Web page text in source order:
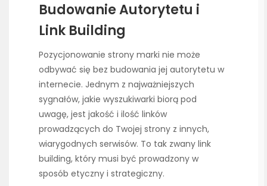
Budowanie Autorytetu i
Link Building
Pozycjonowanie strony marki nie może
odbywać się bez budowania jej autorytetu w
internecie. Jednym z najważniejszych
sygnałów, jakie wyszukiwarki biorą pod
uwagę, jest jakość i ilość linków
prowadzących do Twojej strony z innych,
wiarygodnych serwisów. To tak zwany link
building, który musi być prowadzony w
sposób etyczny i strategiczny.